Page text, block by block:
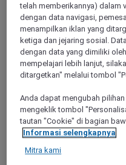
Ecuador
telah memberikannya) dalam
dengan data navigasi,
menampilkan iklan yang
ketiga dan jejaring sosial.
dengan data yang dimiliki
mempelajari lebih lanjut,
ditargetkan" melalui tombol
Anda dapat mengubah
mengeklik tombol
tautan "Cookie" di bagian
Informasi selengkapnya
Mitra kami